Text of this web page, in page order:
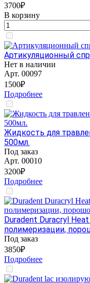
3700₽
В корзину
Артикуляционный
Нет в наличии
Арт. 00097
1500₽
Подробнее
Жидкость для
500мл.
Под заказ
Арт. 00010
3200₽
Подробнее
Duradent Duracryl
полимеризации,
Под заказ
3850₽
Подробнее